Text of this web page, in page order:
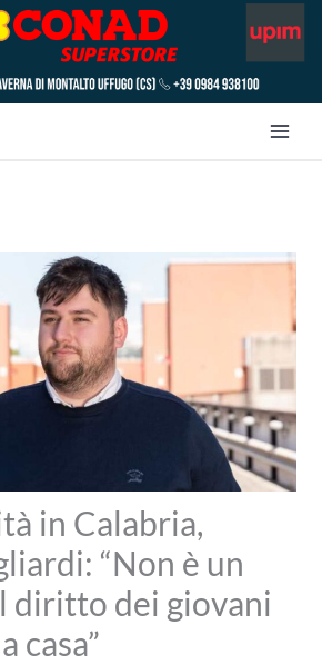
in Calabria,
“Non è un
diritto dei giovani
casa”